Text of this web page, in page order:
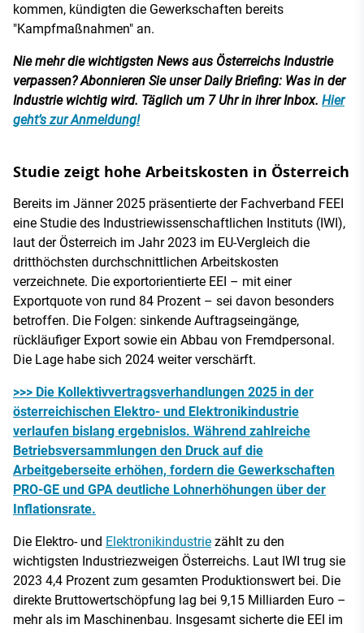
kommen, kündigten die Gewerkschaften bereits
"Kampfmaßnahmen" an.
Nie mehr die wichtigsten News aus Österreichs Industrie
verpassen? Abonnieren Sie unser Daily Briefing: Was in der
Industrie wichtig wird. Täglich um 7 Uhr in ihrer Inbox. Hier
geht’s zur Anmeldung!
Studie zeigt hohe Arbeitskosten in Österreich
Bereits im Jänner 2025 präsentierte der Fachverband FEEI
eine Studie des Industriewissenschaftlichen Instituts (IWI),
laut der Österreich im Jahr 2023 im EU-Vergleich die
dritthöchsten durchschnittlichen Arbeitskosten
verzeichnete. Die exportorientierte EEI – mit einer
Exportquote von rund 84 Prozent – sei davon besonders
betroffen. Die Folgen: sinkende Auftragseingänge,
rückläufiger Export sowie ein Abbau von Fremdpersonal.
Die Lage habe sich 2024 weiter verschärft.
>>> Die Kollektivvertragsverhandlungen 2025 in der
österreichischen Elektro- und Elektronikindustrie
verlaufen bislang ergebnislos. Während zahlreiche
Betriebsversammlungen den Druck auf die
Arbeitgeberseite erhöhen, fordern die Gewerkschaften
PRO-GE und GPA deutliche Lohnerhöhungen über der
Inflationsrate.
Die Elektro- und Elektronikindustrie zählt zu den
wichtigsten Industriezweigen Österreichs. Laut IWI trug sie
2023 4,4 Prozent zum gesamten Produktionswert bei. Die
direkte Bruttowertschöpfung lag bei 9,15 Milliarden Euro –
mehr als im Maschinenbau. Insgesamt sicherte die EEI im